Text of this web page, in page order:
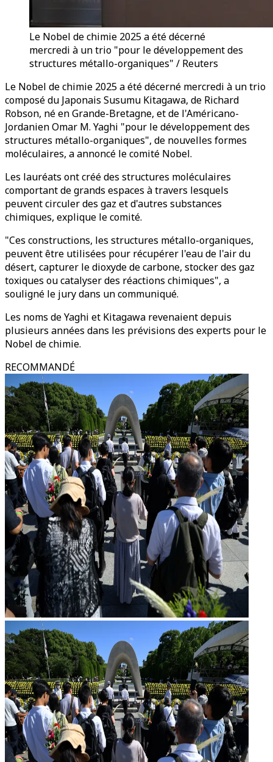
Le Nobel de chimie 2025 a été décerné
mercredi à un trio "pour le développement des
structures métallo-organiques" / Reuters
Le Nobel de chimie 2025 a été décerné mercredi à un trio
composé du Japonais Susumu Kitagawa, de Richard
Robson, né en Grande-Bretagne, et de l'Américano-
Jordanien Omar M. Yaghi "pour le développement des
structures métallo-organiques", de nouvelles formes
moléculaires, a annoncé le comité Nobel.
Les lauréats ont créé des structures moléculaires
comportant de grands espaces à travers lesquels
peuvent circuler des gaz et d'autres substances
chimiques, explique le comité.
"Ces constructions, les structures métallo-organiques,
peuvent être utilisées pour récupérer l'eau de l'air du
désert, capturer le dioxyde de carbone, stocker des gaz
toxiques ou catalyser des réactions chimiques", a
souligné le jury dans un communiqué.
Les noms de Yaghi et Kitagawa revenaient depuis
plusieurs années dans les prévisions des experts pour le
Nobel de chimie.
RECOMMANDÉ